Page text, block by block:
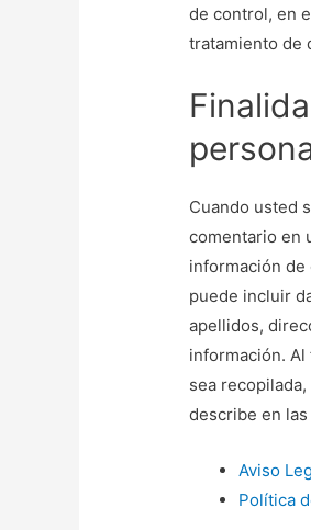
de control, en
tratamiento de
Cuando usted
comentario en
información de
puede incluir
apellidos,
información.
sea
describe en las
Aviso
Política